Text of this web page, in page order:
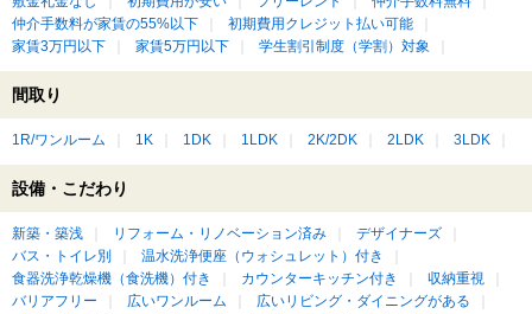
仲介手数料が家賃の55%以下
初期費用クレジット払い可能
家賃3万円以下
家賃5万円以下 学生割引制度（学割）対象
間取り
1R/ワンルーム 1K 1DK 1LDK 2K/2DK 2LDK 3LDK
設備・こだわり
新築・築浅 リフォーム・リノベーション済み
デザイナーズ
バス・トイレ別
温水洗浄便座（ウォシュレット）付き
食器洗浄乾燥機（食洗機）付き
カウンターキッチン付き
収納重視
バリアフリー
広いワンルーム
広いリビング・ダイニングがある